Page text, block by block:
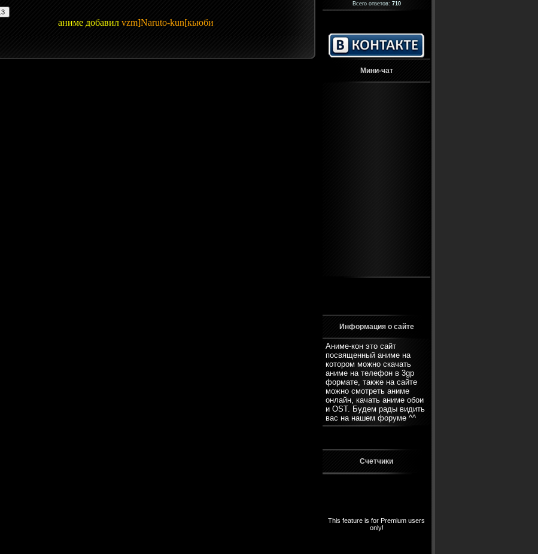
аниме добавил vzm]Naruto-kun[кьюби
Всего ответов: 710
Мини-чат
Информация о сайте
Аниме-кон это сайт
посвященный аниме на
котором можно скачать
аниме на телефон в 3gp
формате, также на сайте
можно смотреть аниме
онлайн, качать аниме обои
и OST. Будем рады видить
вас на нашем форуме ^^
Счетчики
This feature is for Premium users
only!